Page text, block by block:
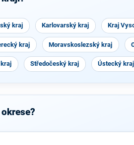
kraj Karlovarský kraj Kraj
kraj Moravskoslezský kraj
Středočeský kraj Ústecký kraj